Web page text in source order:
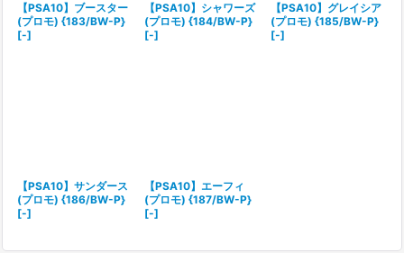
【PSA10】ブースター
(プロモ) {183/BW-P}
[-]
【PSA10】シャワーズ
(プロモ) {184/BW-P}
[-]
【PSA10】グレイシア
(プロモ) {185/BW-P}
[-]
【PSA10】サンダース
(プロモ) {186/BW-P}
[-]
【PSA10】エーフィ
(プロモ) {187/BW-P}
[-]